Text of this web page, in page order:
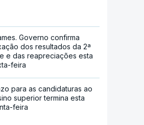
Governo confirma
dos resultados da 2ª
e das reapreciações esta
feira
para as candidaturas ao
superior termina esta
feira